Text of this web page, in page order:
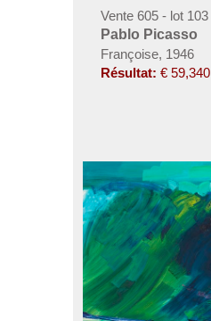
Vente 605 - lot 103
Pablo Picasso
Françoise, 1946
Résultat: € 59,340